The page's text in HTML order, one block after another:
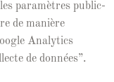
paramètres pub­lic­
de manière
Ana­lyt­ics
de données”.